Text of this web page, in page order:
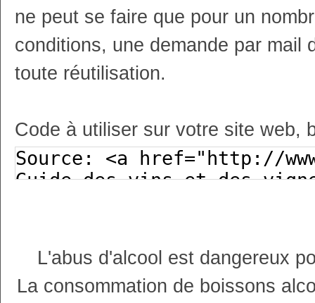
ne peut se faire que pour un
conditions, une demande par mail
toute réutilisation.
Code à utiliser sur votre site web,
L'abus d'alcool est dangereux
La consommation de boissons